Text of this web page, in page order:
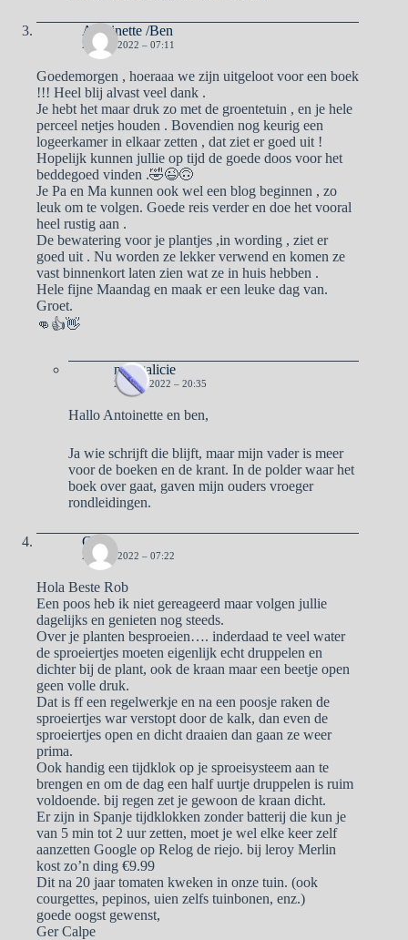
Antoinette /Ben
23 MEI 2022 – 07:11
Goedemorgen , hoeraaa we zijn uitgeloot voor een boek
!!! Heel blij alvast veel dank .
Je hebt het maar druk zo met de groentetuin , en je hele
perceel netjes houden . Bovendien nog keurig een
logeerkamer in elkaar zetten , dat ziet er goed uit !
Hopelijk kunnen jullie op tijd de goede doos voor het
beddegoed vinden .🤣😉🙃
Je Pa en Ma kunnen ook wel een blog beginnen , zo
leuk om te volgen. Goede reis verder en doe het vooral
heel rustig aan .
De bewatering voor je plantjes ,in wording , ziet er
goed uit . Nu worden ze lekker verwend en komen ze
vast binnenkort laten zien wat ze in huis hebben .
Hele fijne Maandag en maak er een leuke dag van.
Groet.
👊👍👋
naargalicie
23 MEI 2022 – 20:35
Hallo Antoinette en ben,
Ja wie schrijft die blijft, maar mijn vader is meer
voor de boeken en de krant. In de polder waar het
boek over gaat, gaven mijn ouders vroeger
rondleidingen.
Ger
23 MEI 2022 – 07:22
Hola Beste Rob
Een poos heb ik niet gereageerd maar volgen jullie
dagelijks en genieten nog steeds.
Over je planten besproeien…. inderdaad te veel water
de sproeiertjes moeten eigenlijk echt druppelen en
dichter bij de plant, ook de kraan maar een beetje open
geen volle druk.
Dat is ff een regelwerkje en na een poosje raken de
sproeiertjes war verstopt door de kalk, dan even de
sproeiertjes open en dicht draaien dan gaan ze weer
prima.
Ook handig een tijdklok op je sproeisysteem aan te
brengen en om de dag een half uurtje druppelen is ruim
voldoende. bij regen zet je gewoon de kraan dicht.
Er zijn in Spanje tijdklokken zonder batterij die kun je
van 5 min tot 2 uur zetten, moet je wel elke keer zelf
aanzetten Google op Relog de riejo. bij leroy Merlin
kost zo’n ding €9.99
Dit na 20 jaar tomaten kweken in onze tuin. (ook
courgettes, pepinos, uien zelfs tuinbonen, enz.)
goede oogst gewenst,
Ger Calpe